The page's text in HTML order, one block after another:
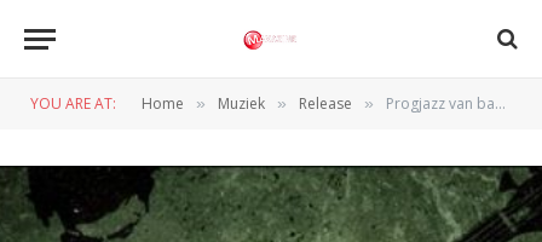
YOU ARE AT: Home » Muziek » Release » Progjazz van bassist progmetalband?